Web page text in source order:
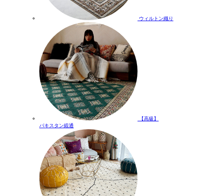
ウィルトン織り
【高級】
パキスタン緞通